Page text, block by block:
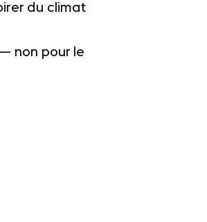
du climat
non pour le